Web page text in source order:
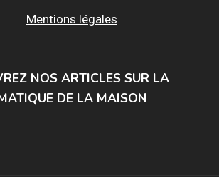
Mentions légales
NOS ARTICLES SUR LA
DE LA MAISON